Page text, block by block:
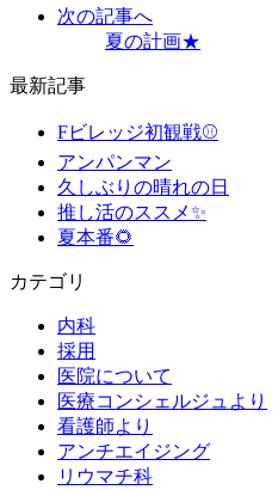
次の記事へ
夏の計画★
最新記事
Fビレッジ初観戦⚾
アンパンマン
久しぶりの晴れの日
推し活のススメ✨
夏本番🌻
カテゴリ
内科
採用
医院について
医療コンシェルジュより
看護師より
アンチエイジング
リウマチ科